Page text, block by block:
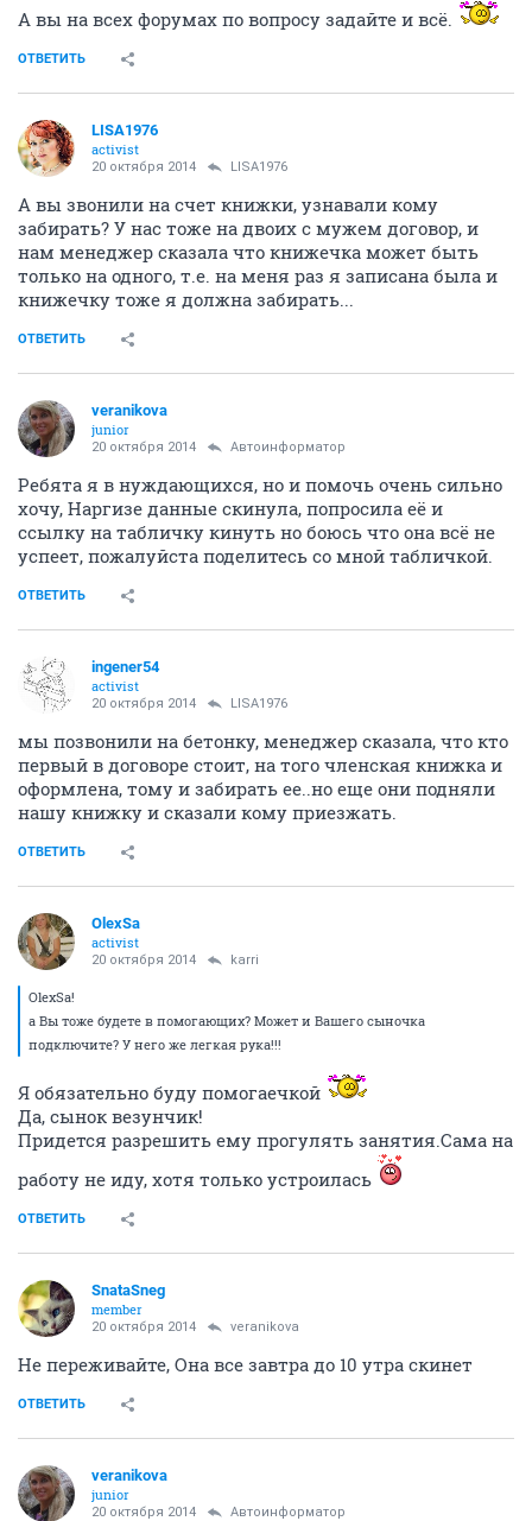
А вы на всех форумах по вопросу задайте и всё.
ОТВЕТИТЬ
LISA1976
activist
20 октября 2014 LISA1976
А вы звонили на счет книжки, узнавали кому
забирать? У нас тоже на двоих с мужем договор, и
нам менеджер сказала что книжечка может быть
только на одного, т.е. на меня раз я записана была и
книжечку тоже я должна забирать...
ОТВЕТИТЬ
veranikova
junior
20 октября 2014 Автоинформатор
Ребята я в нуждающихся, но и помочь очень сильно
хочу, Наргизе данные скинула, попросила её и
ссылку на табличку кинуть но боюсь что она всё не
успеет, пожалуйста поделитесь со мной табличкой.
ОТВЕТИТЬ
ingener54
activist
20 октября 2014 LISA1976
мы позвонили на бетонку, менеджер сказала, что кто
первый в договоре стоит, на того членская книжка и
оформлена, тому и забирать ее..но еще они подняли
нашу книжку и сказали кому приезжать.
ОТВЕТИТЬ
OlexSa
activist
20 октября 2014 karri
OlexSa!
а Вы тоже будете в помогающих? Может и Вашего сыночка
подключите? У него же легкая рука!!!
Я обязательно буду помогаечкой
Да, сынок везунчик!
Придется разрешить ему прогулять занятия.Сама на
работу не иду, хотя только устроилась
ОТВЕТИТЬ
SnataSneg
member
20 октября 2014 veranikova
Не переживайте, Она все завтра до 10 утра скинет
ОТВЕТИТЬ
veranikova
junior
20 октября 2014 Автоинформатор